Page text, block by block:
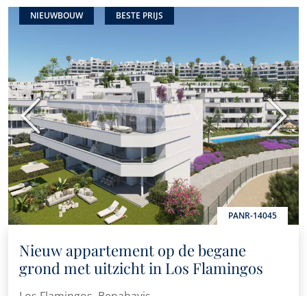
NIEUWBOUW BESTE PRIJS
PANR-14045
Vorige
Nieuw appartement op de begane
grond met uitzicht in Los Flamingos